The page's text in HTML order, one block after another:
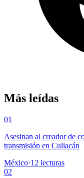
Más leídas
01
Asesinan al creador de
transmisión en Culiacán
México·12 lecturas
02